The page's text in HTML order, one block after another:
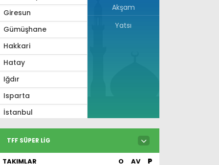
Giresun
Gümüşhane
Hakkari
Hatay
Iğdır
Isparta
İstanbul
İzmir
Kahramanmaraş
Karabük
Akşam
Yatsı
TFF SÜPER LIG
TAKIMLAR O AV P